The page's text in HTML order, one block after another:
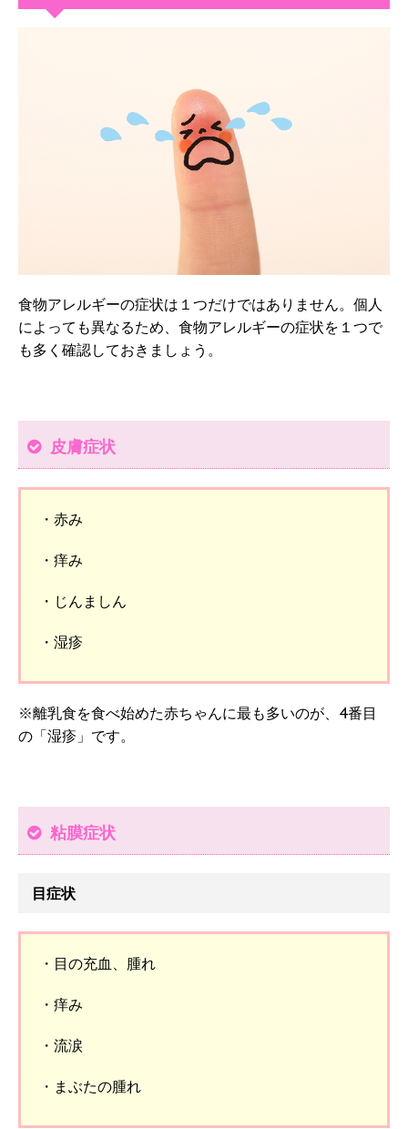
食物アレルギーの症状は１つだけではありません。個人
によっても異なるため、食物アレルギーの症状を１つで
も多く確認しておきましょう。
皮膚症状
・赤み
・痒み
・じんましん
・湿疹
※離乳食を食べ始めた赤ちゃんに最も多いのが、4番目
の「湿疹」です。
粘膜症状
目症状
・目の充血、腫れ
・痒み
・流涙
・まぶたの腫れ